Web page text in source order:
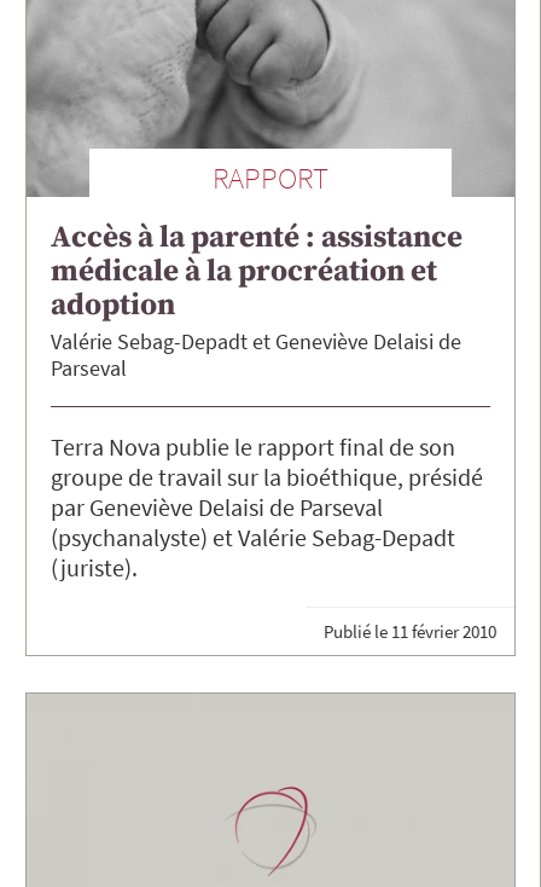
RAPPORT
Accès à la parenté : assistance
médicale à la procréation et
adoption
Valérie Sebag-Depadt Geneviève Delaisi de
Parseval
Terra Nova publie le rapport final de son
groupe de travail sur la bioéthique, présidé
par Geneviève Delaisi de Parseval
(psychanalyste) et Valérie Sebag-Depadt
(juriste).
Publié le 11 février 2010